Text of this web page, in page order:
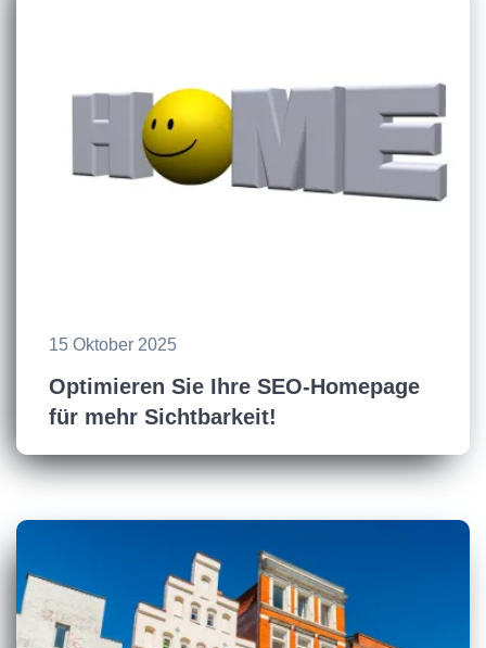
15 Oktober 2025
Optimieren Sie Ihre SEO-Homepage
für mehr Sichtbarkeit!